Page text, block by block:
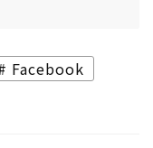
Facebook